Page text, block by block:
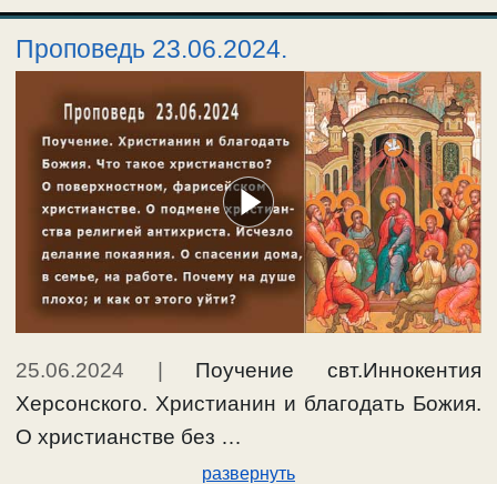
Проповедь 23.06.2024.
25.06.2024 | Поучение свт.Иннокентия
Херсонского. Христианин и благодать Божия.
О христианстве без …
развернуть